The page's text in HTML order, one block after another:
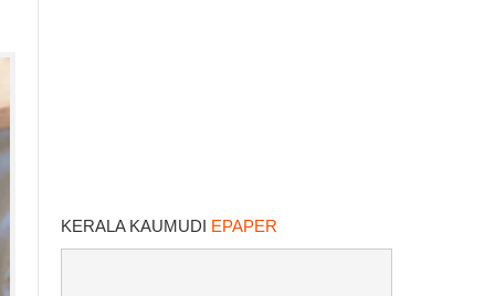
KERALA KAUMUDI EPAPER